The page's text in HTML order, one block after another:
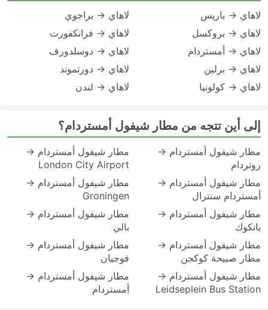
لاهاي → باريس
لاهاي → بروكسل
لاهاي → أمستردام
لاهاي → برلين
لاهاي → كولونيا
لاهاي → براجوي
لاهاي → فرانكفورت
لاهاي → دوسلدورف
لاهاي → دورتموند
لاهاي → لندن
إلى أين تتجه من مطار شيفول أمستردام؟
مطار شيفول أمستردام →
روتردام
مطار شيفول أمستردام →
أمستردام سنترال
مطار شيفول أمستردام →
بانكوك
مطار شيفول أمستردام →
مطار صبيحة كوكجن
مطار شيفول أمستردام →
Leidseplein Bus Station
مطار شيفول أمستردام →
London City Airport
مطار شيفول أمستردام →
Groningen
مطار شيفول أمستردام →
بالي
مطار شيفول أمستردام →
فوجيان
مطار شيفول أمستردام →
أمستردام